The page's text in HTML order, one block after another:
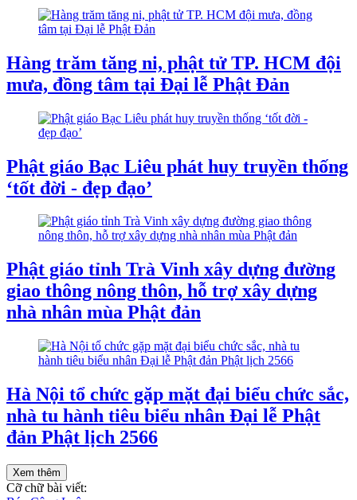
Hàng trăm tăng ni, phật tử TP. HCM đội
mưa, đồng tâm tại Đại lễ Phật Đản
Phật giáo Bạc Liêu phát huy truyền thống
‘tốt đời - đẹp đạo’
Phật giáo tỉnh Trà Vinh xây dựng đường
giao thông nông thôn, hỗ trợ xây dựng
nhà nhân mùa Phật đản
Hà Nội tổ chức gặp mặt đại biểu chức sắc,
nhà tu hành tiêu biểu nhân Đại lễ Phật
đản Phật lịch 2566
Xem thêm
Cỡ chữ bài viết: